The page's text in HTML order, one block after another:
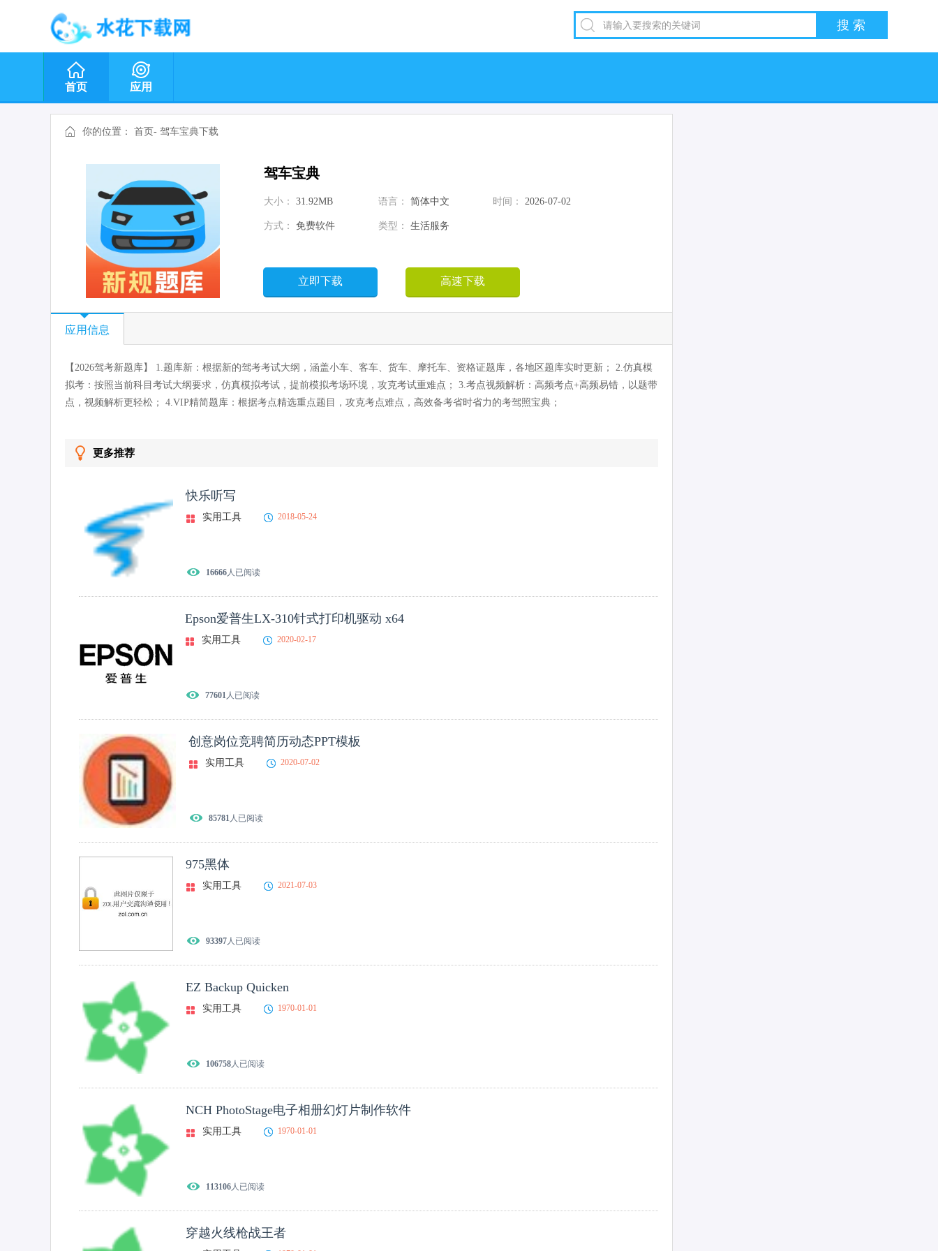
首页 应用
你的位置： 首页 - 驾车宝典下载
驾车宝典
大小： 31.92MB 语言： 简体中文 时间： 2026-07-02
方式： 免费软件 类型： 生活服务
立即下载 高速下载
应用信息
【2026驾考新题库】 1.题库新：根据新的驾考考试大纲，涵盖小车、客车、货车、摩托车、资格证题库，各地区题库实时更新； 2.仿真模
拟考：按照当前科目考试大纲要求，仿真模拟考试，提前模拟考场环境，攻克考试重难点； 3.考点视频解析：高频考点+高频易错，以题带
点，视频解析更轻松； 4.VIP精简题库：根据考点精选重点题目，攻克考点难点，高效备考省时省力的考驾照宝典；
更多推荐
快乐听写
实用工具 2018-05-24
16666人已阅读
Epson爱普生LX-310针式打印机驱动 x64
实用工具 2020-02-17
77601人已阅读
创意岗位竞聘简历动态PPT模板
实用工具 2020-07-02
85781人已阅读
975黑体
实用工具 2021-07-03
93397人已阅读
EZ Backup Quicken
实用工具 1970-01-01
106758人已阅读
NCH PhotoStage电子相册幻灯片制作软件
实用工具 1970-01-01
113106人已阅读
穿越火线枪战王者